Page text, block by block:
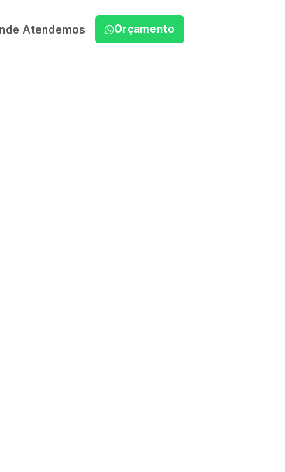
Atendemos Orçamento